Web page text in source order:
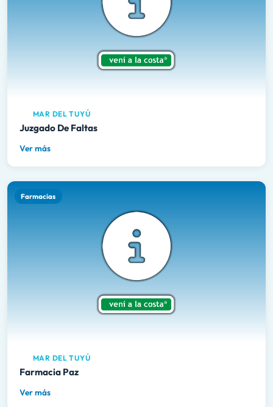
MAR DEL TUYÚ
Juzgado De Faltas
Ver más
Farmacias
MAR DEL TUYÚ
Farmacia Paz
Ver más